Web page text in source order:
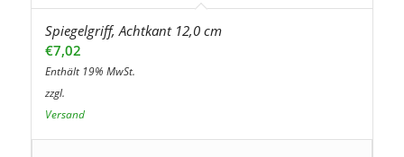
Spiegelgriff, Achtkant 12,0 cm
€7,02
Enthält 19% MwSt.
zzgl.
Versand